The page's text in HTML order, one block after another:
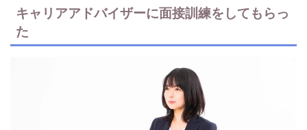
キャリアアドバイザーに面接訓練をしてもらっ
た